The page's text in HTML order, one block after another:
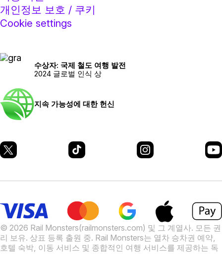
개인정보 보호 / 쿠키
Cookie settings
수상자: 국제 철도 여행 발전
2024 글로벌 인식 상
지속 가능성에 대한 헌신
© 2026 Rail Monsters(railmonsters.com) 및 그 계열사. 모든 권
리 보유. 상표 등록 출원 중. Rail Monsters는 열차 승차권 예약,
호텔 숙박, 이동 서비스 및 종합적인 여행 서비스를 제공하는 독